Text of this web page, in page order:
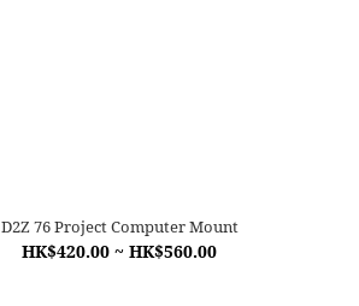
D2Z 76 Project Computer Mount
HK$420.00 ~ HK$560.00